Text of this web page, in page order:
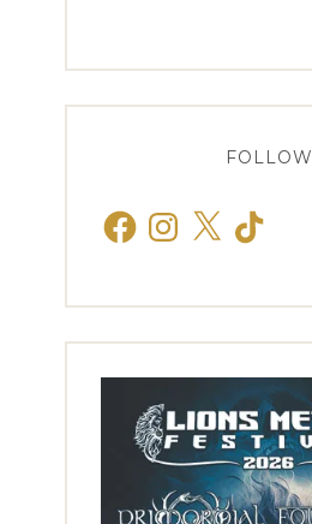
FOLLOW
FacebookInstagram
X TikTok